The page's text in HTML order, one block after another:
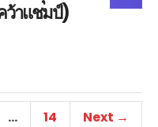
ว้าแชมป์)
… 14 Next →